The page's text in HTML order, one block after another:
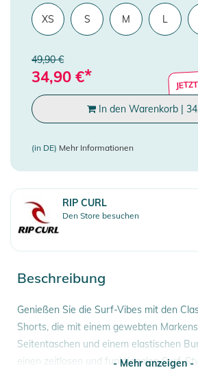
XS S M L
49,90 €
34,90 €*
In den Warenkorb |
(in DE) Mehr Informationen
RIP CURL
Den Store besuchen
Beschreibung
Genießen Sie die Surf-Vibes mit den
Shorts, die mit einem gewebten
Seitentaschen und einem elastischen
einen zeitlosen und funktionalen Surf-
- Mehr anzeigen -